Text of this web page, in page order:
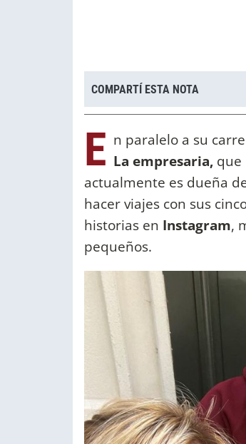
COMPARTÍ ESTA NOTA
E n paralelo a su
La empresaria, que
actualmente es dueña
hacer viajes con sus
historias en Instagram,
pequeños.